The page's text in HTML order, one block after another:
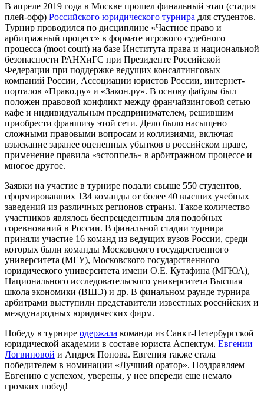
В апреле 2019 года в Москве прошел финальный этап (стадия
плей-офф) Российского юридического турнира для студентов.
Турнир проводился по дисциплине «Частное право и
арбитражный процесс» в формате игрового судебного
процесса (moot court) на базе Института права и национальной
безопасности РАНХиГС при Президенте Российской
Федерации при поддержке ведущих консалтинговых
компаний России, Ассоциации юристов России, интернет-
порталов «Право.ру» и «Закон.ру». В основу фабулы был
положен правовой конфликт между франчайзинговой сетью
кафе и индивидуальным предпринимателем, решившим
приобрести франшизу этой сети. Дело было насыщено
сложными правовыми вопросам и коллизиями, включая
взыскание заранее оцененных убытков в российском праве,
применение правила «эстоппель» в арбитражном процессе и
многое другое.
Заявки на участие в турнире подали свыше 550 студентов,
сформировавших 134 команды от более 40 высших учебных
заведений из различных регионов страны. Такое количество
участников являлось беспрецедентным для подобных
соревнований в России. В финальной стадии турнира
приняли участие 16 команд из ведущих вузов России, среди
которых были команды Московского государственного
университета (МГУ), Московского государственного
юридического университета имени О.Е. Кутафина (МГЮА),
Национального исследовательского университета Высшая
школа экономики (ВШЭ) и др. В финальном раунде турнира
арбитрами выступили представители известных российских и
международных юридических фирм.
Победу в турнире одержала команда из Санкт-Петербургской
юридической академии в составе юриста Аспектум. Евгении
Логвиновой и Андрея Попова. Евгения также стала
победителем в номинации «Лучший оратор». Поздравляем
Евгению с успехом, уверены, у нее впереди еще немало
громких побед!